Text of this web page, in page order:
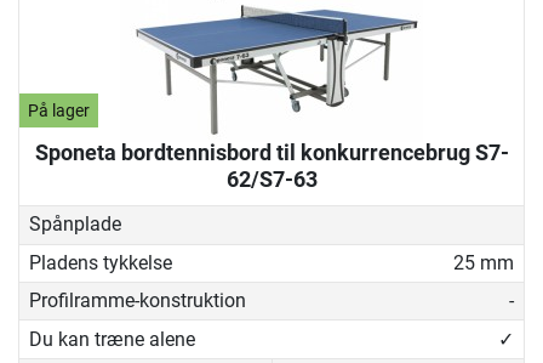
På lager
Sponeta bordtennisbord til konkurrencebrug S7-
62/S7-63
Spånplade
Pladens tykkelse
25 mm
Profilramme-konstruktion
-
Du kan træne alene
✓